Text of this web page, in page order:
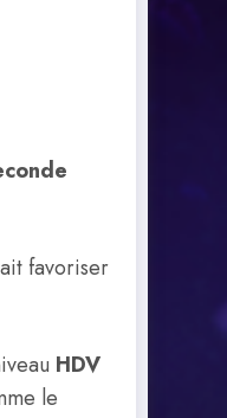
favoriser
HDV
le